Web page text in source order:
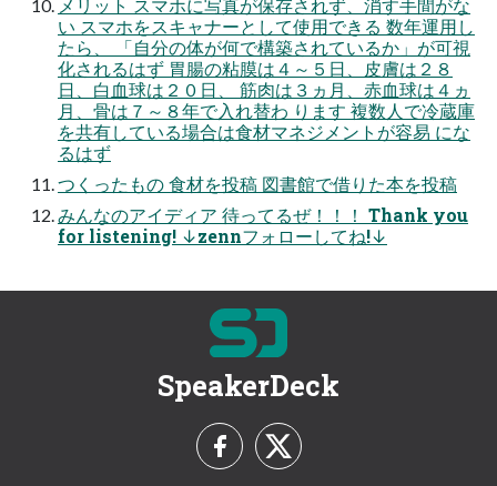
メリット スマホに写真が保存されず、消す手間がな
い スマホをスキャナーとして使用できる 数年運用し
たら、 「自分の体が何で構築されているか」が可視
化されるはず 胃腸の粘膜は４～５日、皮膚は２８
日、白血球は２０日、 筋肉は３ヵ月、赤血球は４ヵ
月、骨は７～８年で入れ替わ ります 複数人で冷蔵庫
を共有している場合は食材マネジメントが容易 にな
るはず
つくったもの 食材を投稿 図書館で借りた本を投稿
みんなのアイディア 待ってるぜ！！！ Thank you
for listening! ↓zennフォローしてね!↓
SpeakerDeck